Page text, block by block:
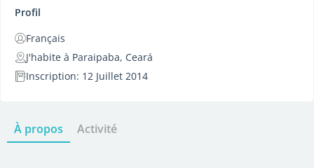
Profil
Français
J'habite à Paraipaba, Ceará
Inscription: 12 Juillet 2014
À propos Activité